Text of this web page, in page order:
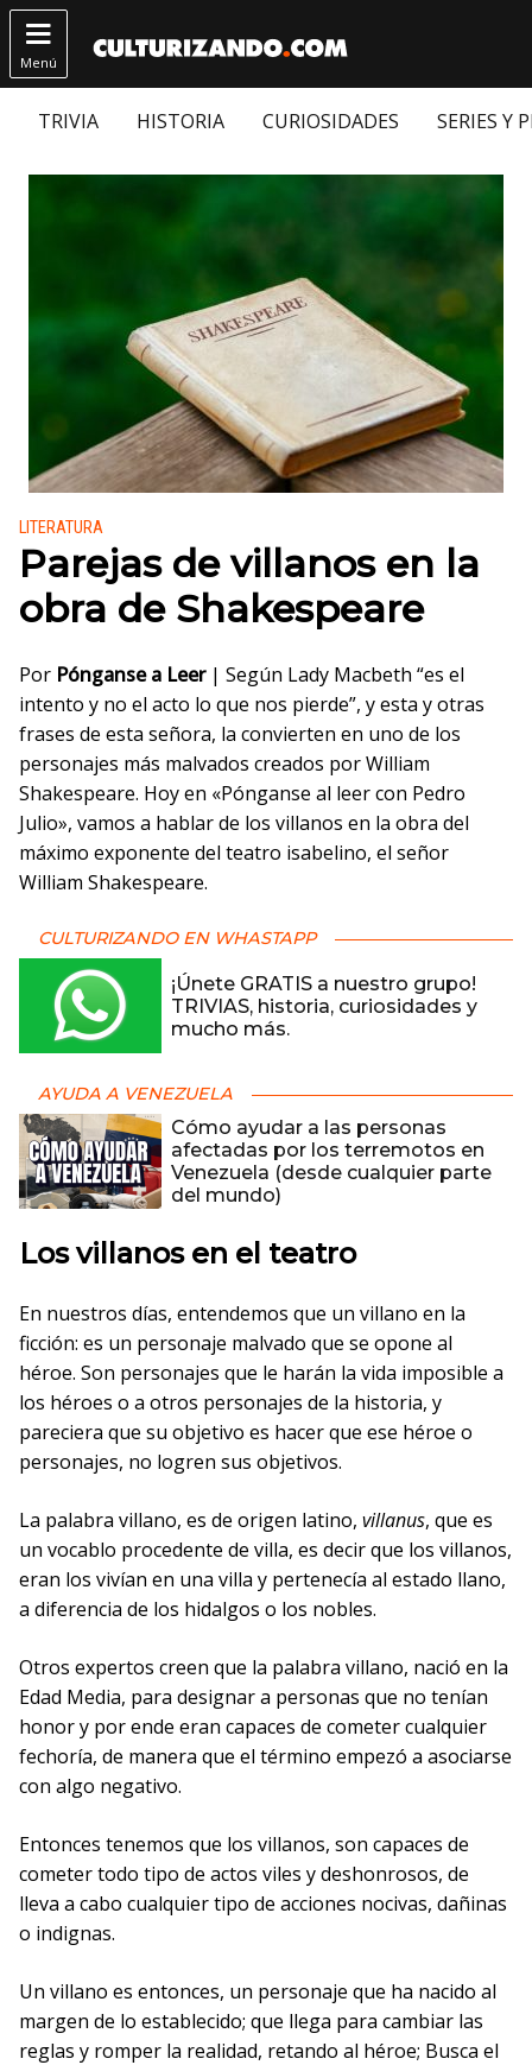

Menú
TRIVIA HISTORIA CURIOSIDADES SERIES Y
Publicado en:
LITERATURA
Parejas de villanos en la
obra de Shakespeare
Por Pónganse a Leer | Según Lady Macbeth “es el
intento y no el acto lo que nos pierde”, y esta y otras
frases de esta señora, la convierten en uno de los
personajes más malvados creados por William
Shakespeare. Hoy en «Pónganse al leer con Pedro
Julio», vamos a hablar de los villanos en la obra del
máximo exponente del teatro isabelino, el señor
William Shakespeare.
CULTURIZANDO EN WHASTAPP
¡Únete GRATIS a nuestro grupo!
TRIVIAS, historia, curiosidades y
mucho más.
AYUDA A VENEZUELA
Cómo ayudar a las personas
afectadas por los terremotos en
Venezuela (desde cualquier parte
del mundo)
Los villanos en el teatro
En nuestros días, entendemos que un villano en la
ficción: es un personaje malvado que se opone al
héroe. Son personajes que le harán la vida imposible a
los héroes o a otros personajes de la historia, y
pareciera que su objetivo es hacer que ese héroe o
personajes, no logren sus objetivos.
La palabra villano, es de origen latino, villanus, que es
un vocablo procedente de villa, es decir que los villanos,
eran los vivían en una villa y pertenecía al estado llano,
a diferencia de los hidalgos o los nobles.
Otros expertos creen que la palabra villano, nació en la
Edad Media, para designar a personas que no tenían
honor y por ende eran capaces de cometer cualquier
fechoría, de manera que el término empezó a asociarse
con algo negativo.
Entonces tenemos que los villanos, son capaces de
cometer todo tipo de actos viles y deshonrosos, de
lleva a cabo cualquier tipo de acciones nocivas, dañinas
o indignas.
Un villano es entonces, un personaje que ha nacido al
margen de lo establecido; que llega para cambiar las
reglas y romper la realidad, retando al héroe; Busca el